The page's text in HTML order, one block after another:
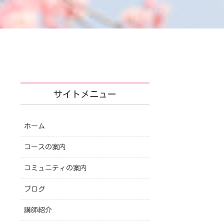
サイトメニュー
ホーム
コースの案内
コミュニティの案内
ブログ
講師紹介